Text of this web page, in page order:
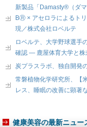
新製品「Damasty®（ダ
BⓇ × アセロラによるト
現／株式会社ロベルテ
ロベルテ、大学野球選手
確認 ― 鹿屋体育大学と
炭プラスラボ、独自開発
常磐植物化学研究所、【
レス、睡眠の改善に顕著
健康美容の最新ニュー